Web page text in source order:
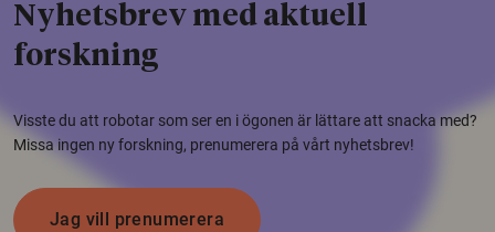
Nyhetsbrev med aktuell
forskning
Visste du att robotar som ser en i ögonen är lättare att snacka med?
Missa ingen ny forskning, prenumerera på vårt nyhetsbrev!
Jag vill prenumerera